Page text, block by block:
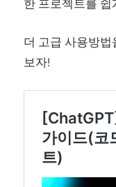
더 고급 사용방
보자!